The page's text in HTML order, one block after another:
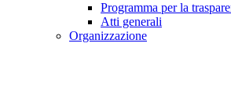
Programma per la
Atti generali
Organizzazione